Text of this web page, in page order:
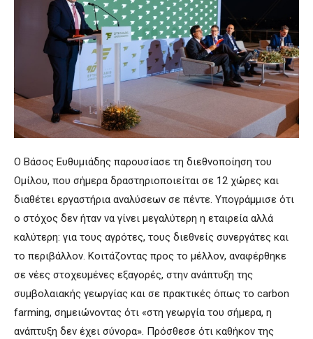
Ο Βάσος Ευθυμιάδης παρουσίασε τη διεθνοποίηση του
Ομίλου, που σήμερα δραστηριοποιείται σε 12 χώρες και
διαθέτει εργαστήρια αναλύσεων σε πέντε. Υπογράμμισε ότι
ο στόχος δεν ήταν να γίνει μεγαλύτερη η εταιρεία αλλά
καλύτερη: για τους αγρότες, τους διεθνείς συνεργάτες και
το περιβάλλον. Κοιτάζοντας προς το μέλλον, αναφέρθηκε
σε νέες στοχευμένες εξαγορές, στην ανάπτυξη της
συμβολαιακής γεωργίας και σε πρακτικές όπως το carbon
farming, σημειώνοντας ότι «στη γεωργία του σήμερα, η
ανάπτυξη δεν έχει σύνορα». Πρόσθεσε ότι καθήκον της